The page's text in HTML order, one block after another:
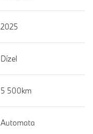
2025
Dízel
5 500km
Automata